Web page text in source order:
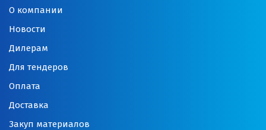
О компании
Новости
Дилерам
Для тендеров
Оплата
Доставка
Закуп материалов